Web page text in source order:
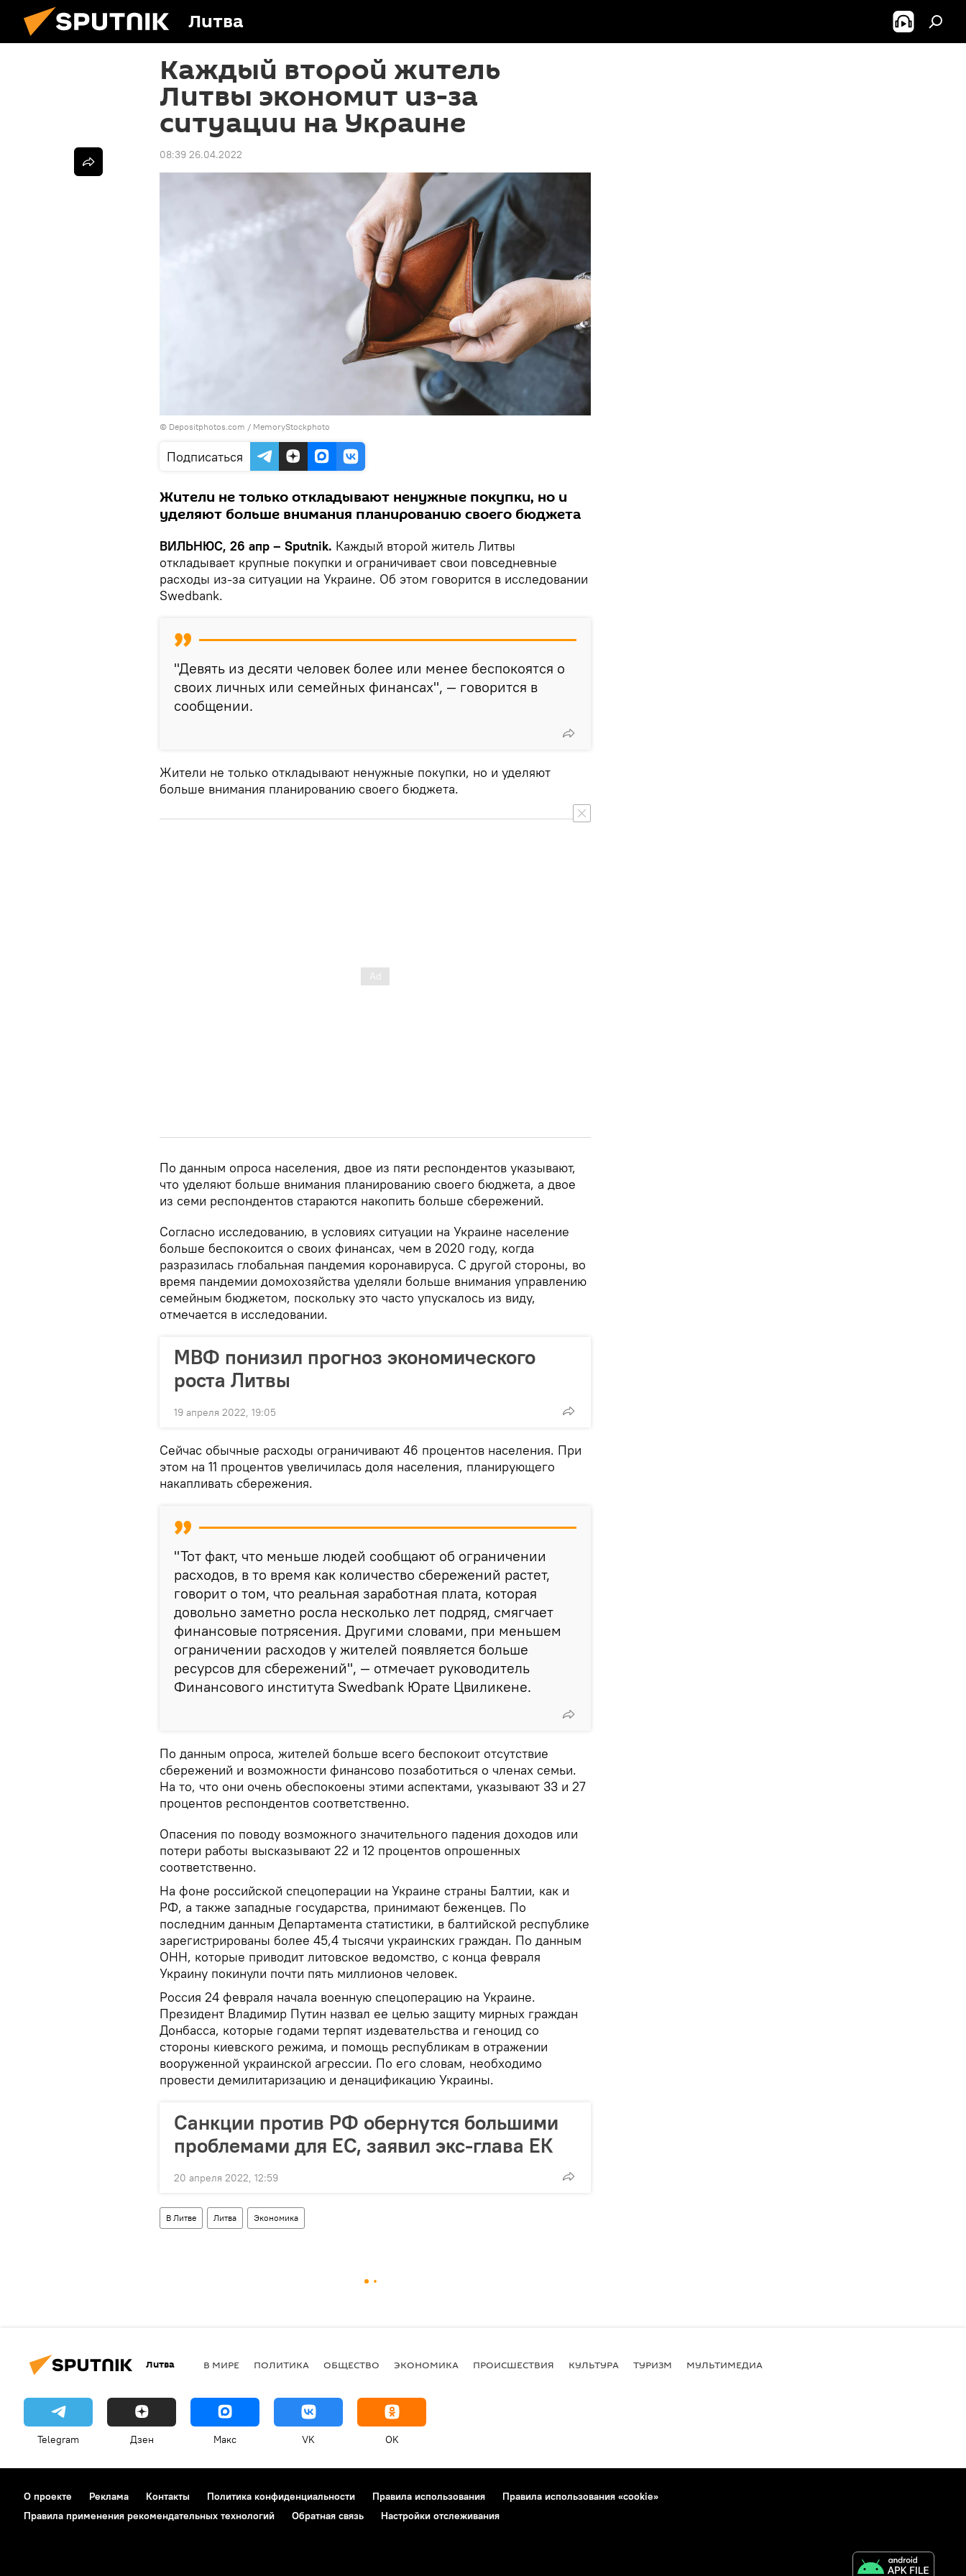
Литва
Каждый второй житель
Литвы экономит из-за
ситуации на Украине
08:39 26.04.2022
© Depositphotos.com / MemoryStockphoto
Подписаться
Жители не только откладывают ненужные покупки, но и
уделяют больше внимания планированию своего бюджета
ВИЛЬНЮС, 26 апр – Sputnik. Каждый второй житель Литвы
откладывает крупные покупки и ограничивает свои повседневные
расходы из-за ситуации на Украине. Об этом говорится в исследовании
Swedbank.
"Девять из десяти человек более или менее беспокоятся о
своих личных или семейных финансах", — говорится в
сообщении.
Жители не только откладывают ненужные покупки, но и уделяют
больше внимания планированию своего бюджета.
По данным опроса населения, двое из пяти респондентов указывают,
что уделяют больше внимания планированию своего бюджета, а двое
из семи респондентов стараются накопить больше сбережений.
Согласно исследованию, в условиях ситуации на Украине население
больше беспокоится о своих финансах, чем в 2020 году, когда
разразилась глобальная пандемия коронавируса. С другой стороны, во
время пандемии домохозяйства уделяли больше внимания управлению
семейным бюджетом, поскольку это часто упускалось из виду,
отмечается в исследовании.
МВФ понизил прогноз экономического
роста Литвы
19 апреля 2022, 19:05
Сейчас обычные расходы ограничивают 46 процентов населения. При
этом на 11 процентов увеличилась доля населения, планирующего
накапливать сбережения.
"Тот факт, что меньше людей сообщают об ограничении
расходов, в то время как количество сбережений растет,
говорит о том, что реальная заработная плата, которая
довольно заметно росла несколько лет подряд, смягчает
финансовые потрясения. Другими словами, при меньшем
ограничении расходов у жителей появляется больше
ресурсов для сбережений", — отмечает руководитель
Финансового института Swedbank Юрате Цвиликене.
По данным опроса, жителей больше всего беспокоит отсутствие
сбережений и возможности финансово позаботиться о членах семьи.
На то, что они очень обеспокоены этими аспектами, указывают 33 и 27
процентов респондентов соответственно.
Опасения по поводу возможного значительного падения доходов или
потери работы высказывают 22 и 12 процентов опрошенных
соответственно.
На фоне российской спецоперации на Украине страны Балтии, как и
РФ, а также западные государства, принимают беженцев. По
последним данным Департамента статистики, в балтийской республике
зарегистрированы более 45,4 тысячи украинских граждан. По данным
ОНН, которые приводит литовское ведомство, с конца февраля
Украину покинули почти пять миллионов человек.
Россия 24 февраля начала военную спецоперацию на Украине.
Президент Владимир Путин назвал ее целью защиту мирных граждан
Донбасса, которые годами терпят издевательства и геноцид со
стороны киевского режима, и помощь республикам в отражении
вооруженной украинской агрессии. По его словам, необходимо
провести демилитаризацию и денацификацию Украины.
Санкции против РФ обернутся большими
проблемами для ЕС, заявил экс-глава ЕК
20 апреля 2022, 12:59
В Литве Литва Экономика
Литва В МИРЕ ПОЛИТИКА ОБЩЕСТВО ЭКОНОМИКА ПРОИСШЕСТВИЯ КУЛЬТУРА ТУРИЗМ МУЛЬТИМЕДИА
Telegram Дзен Макс VK OK
О проекте Реклама Контакты Политика конфиденциальности Правила использования
Правила использования «cookie»
Правила применения рекомендательных технологий
Обратная связь Настройки отслеживания